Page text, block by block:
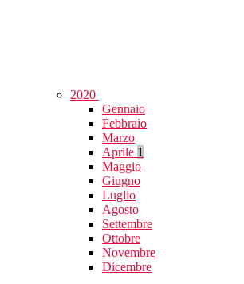
2020
Gennaio
Febbraio
Marzo
Aprile 1
Maggio
Giugno
Luglio
Agosto
Settembre
Ottobre
Novembre
Dicembre